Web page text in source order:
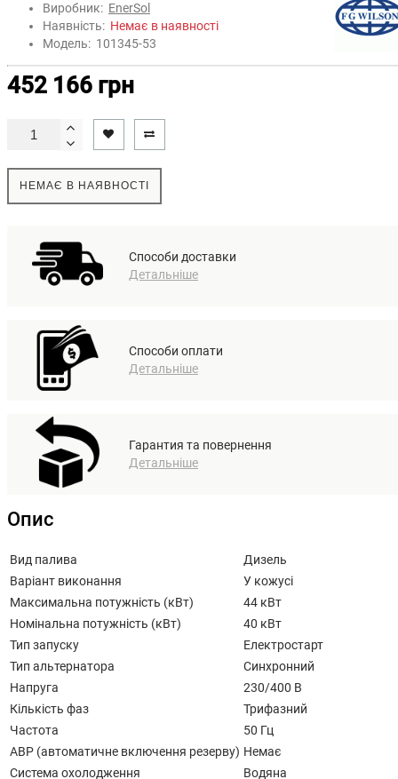
Виробник: EnerSol
Наявність: Немає в наявності
Модель: 101345-53
452 166 грн
НЕМАЄ В НАЯВНОСТІ
Способи доставки
Детальніше
Способи оплати
Детальніше
Гарантия та повернення
Детальніше
Опис
Вид палива
Дизель
Варіант виконання
У кожусі
Максимальна потужність (кВт)
44 кВт
Номінальна потужність (кВт)
40 кВт
Тип запуску
Електростарт
Тип альтернатора
Синхронний
Напруга
230/400 В
Кількість фаз
Трифазний
Частота
50 Гц
АВР (автоматичне включення резерву) Немає
Система охолодження
Водяна